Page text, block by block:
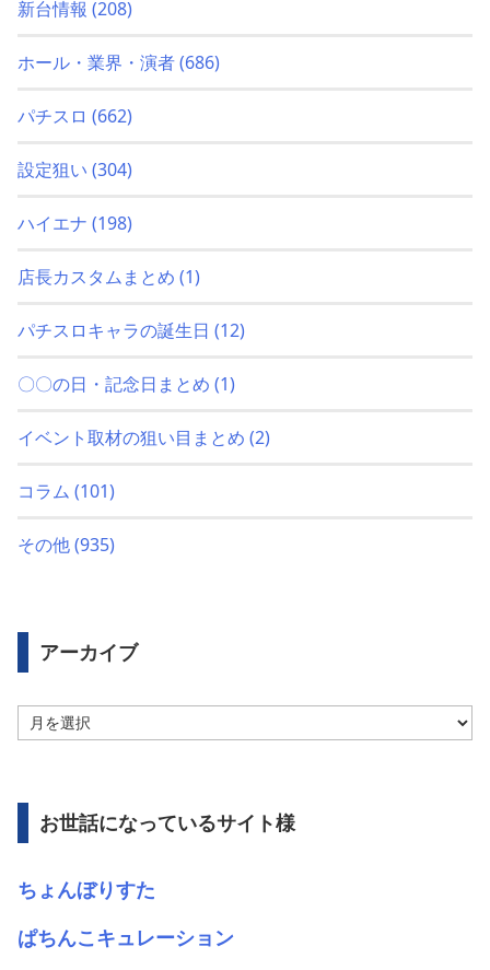
新台情報 (208)
ホール・業界・演者(686)
パチスロ (662)
設定狙い (304)
ハイエナ (198)
店長カスタムまとめ (1)
パチスロキャラの誕生日 (12)
〇〇の日・記念日まとめ (1)
イベント取材の狙い目まとめ (2)
コラム (101)
その他(935)
アーカイブ
ー
ブ
お世話になっているサイト様
ちょんぼりすた
ぱちんこキュレーション